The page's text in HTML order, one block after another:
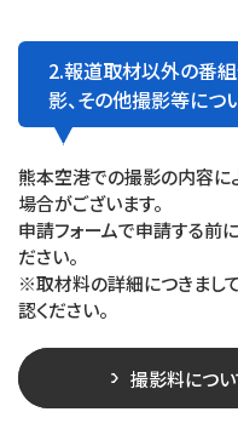
2.報道取材以外の番
影、その他撮影等につ
熊本空港での撮影の内容に
場合がございます。
申請フォームで申請する前
ださい。
※取材料の詳細につきまし
認ください。
撮影料につ